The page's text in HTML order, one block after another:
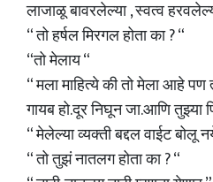
लाजाळू बावरलेल्या , स्वत्व
“ तो हर्षल मिरगल होता का ? “
“तो मेलाय “
“ मला माहित्ये की तो मेला आहे पण
गायब हो.दूर निघून जा.आणि तुझ्या
“ मेलेल्या व्यक्ती बद्दल वाईट बोलू
“ तो तुझं नातलग होता का ? “